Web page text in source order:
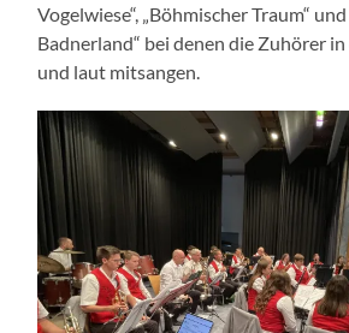
Vogelwiese“, „Böhmischer Traum“
Badnerland“ bei denen die Zuhörer
und laut mitsangen.